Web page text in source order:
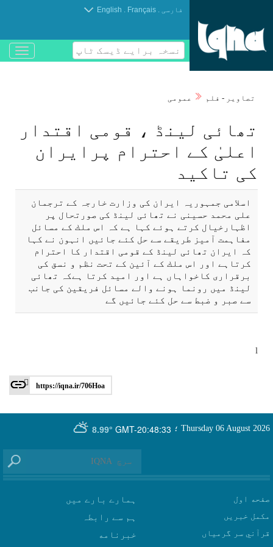
فارسی .
Français
.
English
نسخہ برایے ڈیسک ٹاپ
باز
و
تصاوير - فلم عمومی
تھائی لينڈ ، قومی اقتدار
اعلیٰ كے احترام پرايران
كی تاكيد
اسلامی جمہوریہ ايران كی وزارت خارجہ كے ترجمان
علی محمد حسينی نے تھائی لينڈ كی صورتحال پر
اظہارخيال كرتے ہوئے كہا ہے كہ اس ملك كے مسائل
مفاہمت آميز طريقے سے حل كئے جائیں انہون نے كہا
كہ ايران تھائی لينڈ كے قومی اقتدار كا احترام
كرتاہے اور اس ملك كے آئين كے تحت نظم و نسق كی
برقراری كاخواہاں ہے اور اميد كرتا ہےكہ تھائی
لينڈ میں رونما ہونے والے مسائل فريقين كی جانب
سے صبر و ضبط سے حل كئے جائیں گے
l
https://iqna.ir/706Hoa
GMT-20:48:33
8.99° Thursday 06 August 2026 ؛
صفحه اول
مکمل خبریں
قرآني سر گرمياں
ہمارے بارے میں
ہم سے رابطہ